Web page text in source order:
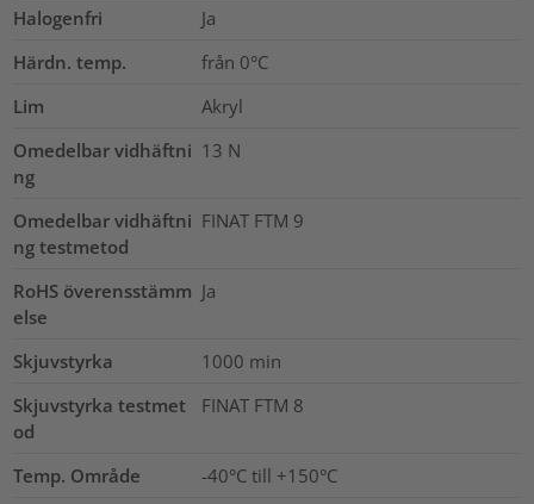
Halogenfri
Ja
Härdn. temp.
från 0°C
Lim
Akryl
Omedelbar vidhäftni
ng
13 N
Omedelbar vidhäftni
ng testmetod
FINAT FTM 9
RoHS överensstämm
else
Ja
Skjuvstyrka 1000 min
Skjuvstyrka testmet
od
FINAT FTM 8
Temp. Område
-40°C till +150°C